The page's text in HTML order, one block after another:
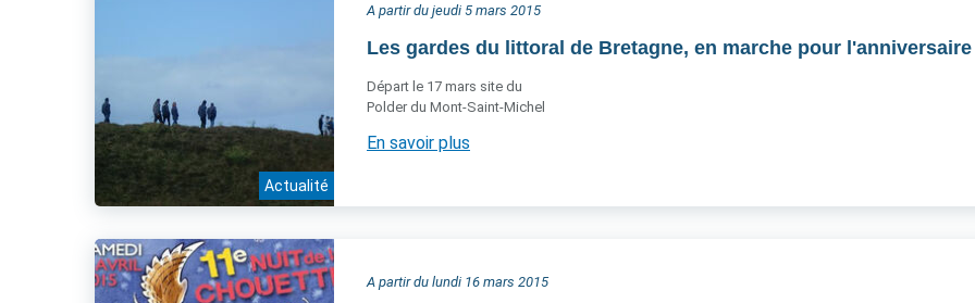
Actualité
A partir du jeudi 5 mars 2015
Les gardes du littoral de Bretagne, en marche pour
Départ le 17 mars site du
Polder du Mont-Saint-Michel
En savoir plus
A partir du lundi 16 mars 2015